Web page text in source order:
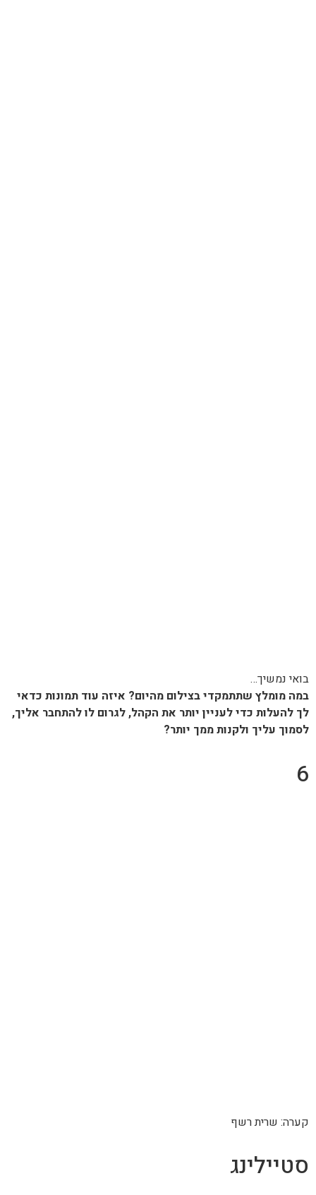
בואי נמשיך…
במה מומלץ שתתמקדי בצילום מהיום? איזה עוד תמונות כדאי
לך להעלות כדי לעניין יותר את הקהל, לגרום לו להתחבר אליך,
לסמוך עליך ולקנות ממך יותר?
6
קערה: שרית רשף
סטיילינג